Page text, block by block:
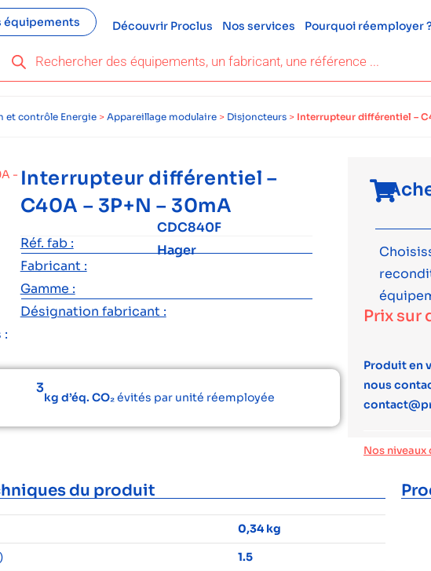
équipements Découvrir Proclus Nos services Pourquoi réemployer
et contrôle Energie > Appareillage modulaire > Disjoncteurs > Interrupteur différentiel –
Interrupteur différentiel –
C40A – 3P+N – 30mA
Réf. fab :
CDC840F
Fabricant :
Hager
Gamme :
Désignation fabricant :
:
3
kg d’éq. CO₂évités par unité réemployée
Prix sur
Produit en
nous
Nos
du produit
0,34 kg
1.5